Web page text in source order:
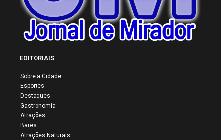
EDITORIAIS
Sobre a Cidade
Esportes
Destaques
Gastronomia
Atrações
Bares
Atrações Naturais